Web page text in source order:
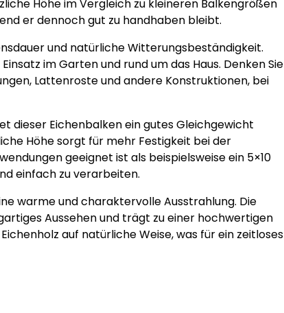
Höhe im Vergleich zu kleineren Balkengrößen
er dennoch gut zu handhaben bleibt.
und natürliche Witterungsbeständigkeit.
im Garten und rund um das Haus. Denken Sie
Lattenroste und andere Konstruktionen, bei
dieser Eichenbalken ein gutes Gleichgewicht
Höhe sorgt für mehr Festigkeit bei der
geeignet ist als beispielsweise ein 5×10
einfach zu verarbeiten.
warme und charaktervolle Ausstrahlung. Die
Aussehen und trägt zu einer hochwertigen
auf natürliche Weise, was für ein zeitloses